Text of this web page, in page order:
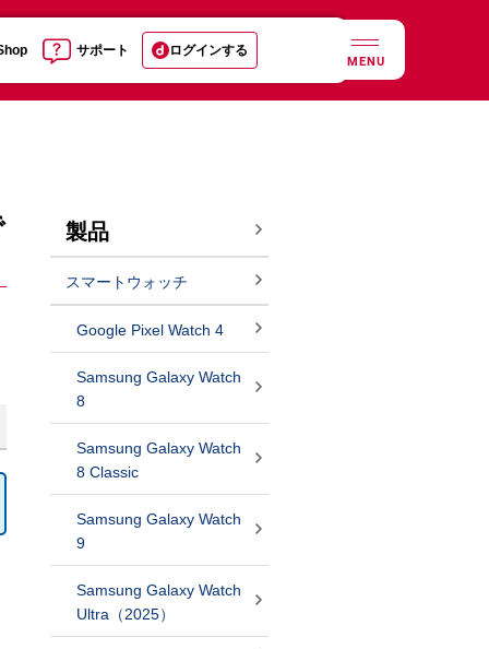
サポート ログインする
MENU
製品
スマートウォッチ
Google Pixel Watch 4
Samsung Galaxy Watch
8
Samsung Galaxy Watch
8 Classic
Samsung Galaxy Watch
9
Samsung Galaxy Watch
Ultra（2025）